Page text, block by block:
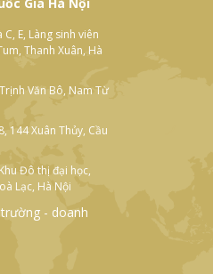
Văn Bô, Nam Từ
144 Xuân Thủy, Cầu
Đô thị đại học,
Lạc, Hà Nội
- doanh